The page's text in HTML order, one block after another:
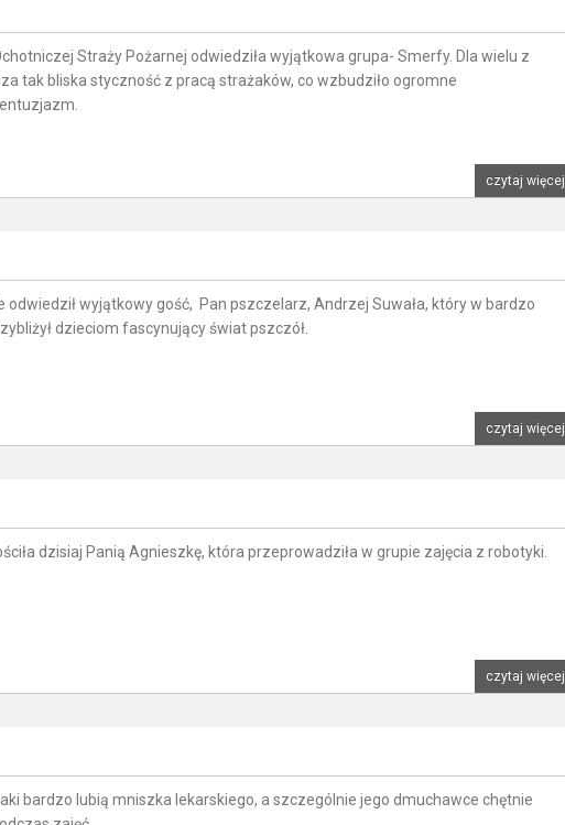
Straży Pożarnej odwiedziła wyjątkowa grupa- Smerfy. Dla wielu z
tak bliska styczność z pracą strażaków, co wzbudziło ogromne
czytaj więcej
odwiedził wyjątkowy gość, Pan pszczelarz, Andrzej Suwała, który w bardzo
dzieciom fascynujący świat pszczół.
czytaj więcej
dzisiaj Panią Agnieszkę, która przeprowadziła w grupie zajęcia z robotyki.
czytaj więcej
bardzo lubią mniszka lekarskiego, a szczególnie jego dmuchawce chętnie